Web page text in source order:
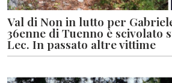
Val di Non in lutto per
36enne di Tuenno è scivolato
Lec. In passato altre vittime